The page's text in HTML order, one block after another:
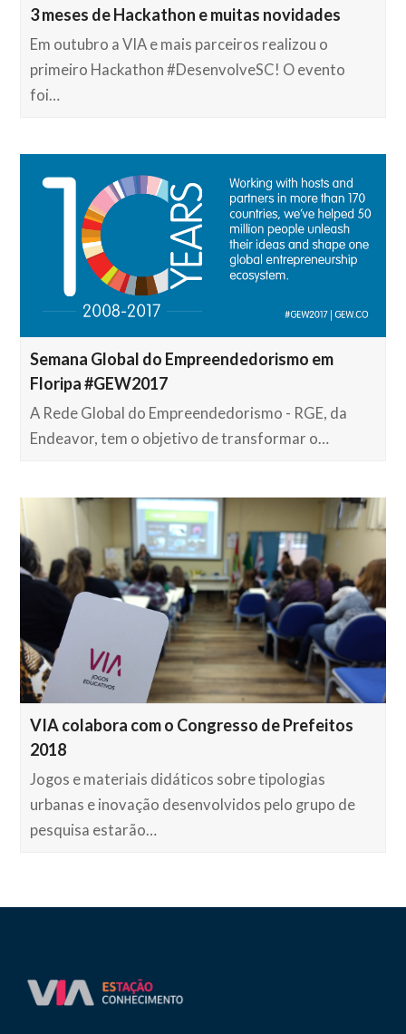
3 meses de Hackathon e muitas novidades
Em outubro a VIA e mais parceiros realizou o
primeiro Hackathon #DesenvolveSC! O evento
foi…
Semana Global do Empreendedorismo em
Floripa #GEW2017
A Rede Global do Empreendedorismo - RGE, da
Endeavor, tem o objetivo de transformar o…
VIA colabora com o Congresso de Prefeitos
2018
Jogos e materiais didáticos sobre tipologias
urbanas e inovação desenvolvidos pelo grupo de
pesquisa estarão…